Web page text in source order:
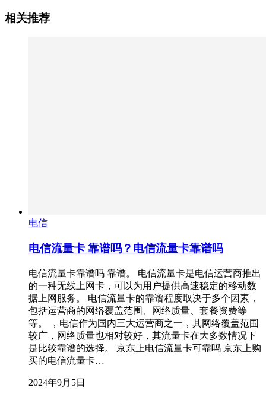
相关推荐
电信
电信流量卡 靠谱吗？电信流量卡靠谱吗
电信流量卡靠谱吗 靠谱。 电信流量卡是电信运营商推出
的一种无线上网卡，可以为用户提供高速稳定的移动数
据上网服务。 电信流量卡的靠谱程度取决于多个因素，
包括运营商的网络覆盖范围、网络质量、套餐资费等
等。 ，电信作为国内三大运营商之一，其网络覆盖范围
较广，网络质量也相对较好，其流量卡在大多数情况下
是比较靠谱的选择。 京东上电信流量卡可靠吗 京东上购
买的电信流量卡…
2024年9月5日